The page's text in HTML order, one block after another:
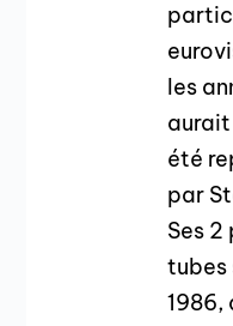
les
été
par
Ses 2
tubes
1986,